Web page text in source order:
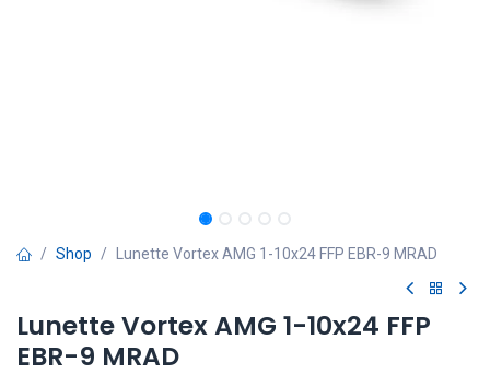
Shop Lunette Vortex AMG 1-10x24 FFP EBR-9 MRAD
Lunette Vortex AMG 1-10x24 FFP
EBR-9 MRAD